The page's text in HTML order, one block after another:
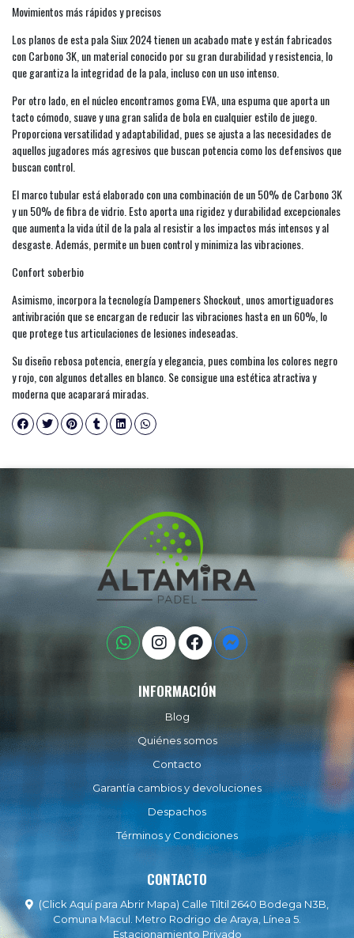
Movimientos más rápidos y precisos
Los planos de esta pala Siux 2024 tienen un acabado mate y están fabricados
con Carbono 3K, un material conocido por su gran durabilidad y resistencia, lo
que garantiza la integridad de la pala, incluso con un uso intenso.
Por otro lado, en el núcleo encontramos goma EVA, una espuma que aporta un
tacto cómodo, suave y una gran salida de bola en cualquier estilo de juego.
Proporciona versatilidad y adaptabilidad, pues se ajusta a las necesidades de
aquellos jugadores más agresivos que buscan potencia como los defensivos que
buscan control.
El marco tubular está elaborado con una combinación de un 50% de Carbono 3K
y un 50% de fibra de vidrio. Esto aporta una rigidez y durabilidad excepcionales
que aumenta la vida útil de la pala al resistir a los impactos más intensos y al
desgaste. Además, permite un buen control y minimiza las vibraciones.
Confort soberbio
Asimismo, incorpora la tecnología Dampeners Shockout, unos amortiguadores
antivibración que se encargan de reducir las vibraciones hasta en un 60%, lo
que protege tus articulaciones de lesiones indeseadas.
Su diseño rebosa potencia, energía y elegancia, pues combina los colores negro
y rojo, con algunos detalles en blanco. Se consigue una estética atractiva y
moderna que acaparará miradas.
INFORMACIÓN
Blog
Quiénes somos
Contacto
Garantía cambios y devoluciones
Despachos
Términos y Condiciones
CONTACTO
(Click Aquí para Abrir Mapa) Calle Tiltil 2640 Bodega N3B,
Comuna Macul. Metro Rodrigo de Araya, Línea 5.
Estacionamiento Privado